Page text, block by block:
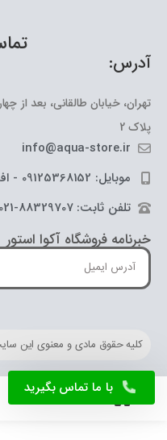
آدرس:
تهران، خیابان طالقانی، بعد از
پلاک 2
info@aqua-store.ir
موبایل: 09125368152 - افراسیابی
تلفن ثابت: 88329707-021 , 88329709-021
خبرنامه فروشگاه آکوا استور
کلیه حقوق مادی و معنوی این
با ما تماس بگیرید